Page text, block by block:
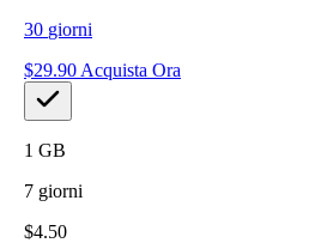
30 giorni
$29.90 Acquista Ora
1 GB
7 giorni
$4.50